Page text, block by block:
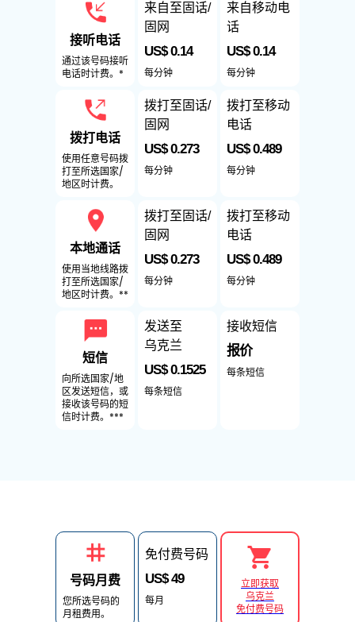
接听电话
通过该号码接听
电话时计费。*
拨打电话
使用任意号码拨
打至所选国家/
地区时计费。
本地通话
使用当地线路拨
打至所选国家/
地区时计费。**
短信
向所选国家/地
区发送短信，或
接收该号码的短
信时计费。***
来自至固话/
固网
US$ 0.14
每分钟
拨打至固话/
固网
US$ 0.273
每分钟
拨打至固话/
固网
US$ 0.273
每分钟
发送至
乌克兰
US$ 0.1525
每条短信
来自移动电
话
US$ 0.14
每分钟
拨打至移动
电话
US$ 0.489
每分钟
拨打至移动
电话
US$ 0.489
每分钟
接收短信
报价
每条短信
号码月费
您所选号码的
月租费用。
免付费号码
US$ 49
每月
立即获取
乌克兰
免付费号码